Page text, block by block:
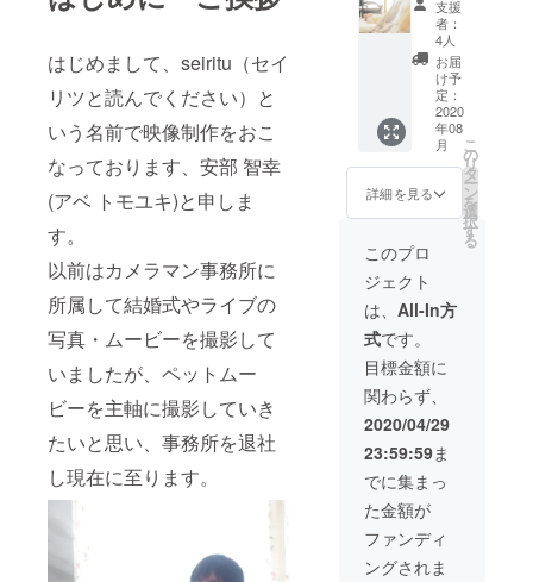
はじめまして、seiritu（セイ
リツと読んでください）と
いう名前で映像制作をおこ
なっております、安部 智幸
(アベ トモユキ)と申しま
す。
以前はカメラマン事務所に
所属して結婚式やライブの
写真・ムービーを撮影して
いましたが、ペットムー
ビーを主軸に撮影していき
たいと思い、事務所を退社
し現在に至ります。
CAMPF
IREの活
動報告
・一ヶ
月半後
に制作
した
ムー
ビー
データ
お渡し
・活動
記録の
閲覧 ※
プル
ムー
ビーと
して
ホーム
ページ
に掲載
するこ
とを了
承の方
のみ。
・ムー
ビーの
長さは
目安と
して5分
ほどと
なりま
支援
者：
4人
お届
け予
定：
2020
年08
月
詳細を見る
こ
の
リ
タ
ー
ン
を
選
択
す
る
このプロ
ジェクト
は、 All-In方
式です。
目標金額に
関わらず、
2020/04/29
23:59:59ま
でに集まっ
た金額が
ファンディ
ングされま